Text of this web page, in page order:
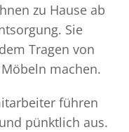
zu Hause ab
Sie
Tragen von
machen.
führen
pünktlich aus.